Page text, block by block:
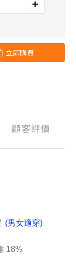
立即購買
顧客評價
(男女適穿)
18%